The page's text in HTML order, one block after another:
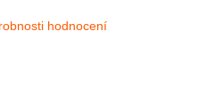
produktu je 0,0 z 5 hvězdiček.
hodnocení